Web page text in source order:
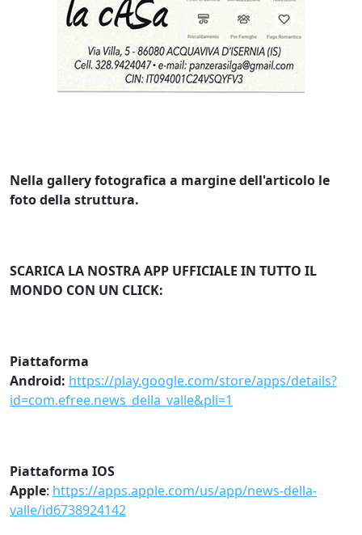
Nella gallery fotografica a margine dell'articolo le
foto della struttura.
SCARICA LA NOSTRA APP UFFICIALE IN TUTTO IL
MONDO CON UN CLICK:
Piattaforma
Android: https://play.google.com/store/apps/details?
id=com.efree.news_della_valle&pli=1
Piattaforma IOS
Apple: https://apps.apple.com/us/app/news-della-
valle/id6738924142